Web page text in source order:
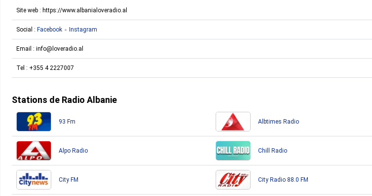
Site web : https://www.albanialoveradio.al
Social : Facebook Instagram
Email : info@loveradio.al
Tel : +355 4 2227007
Stations de Radio Albanie
93 Fm Albtimes Radio
Alpo Radio Chill Radio
City FM City Radio 88.0 FM